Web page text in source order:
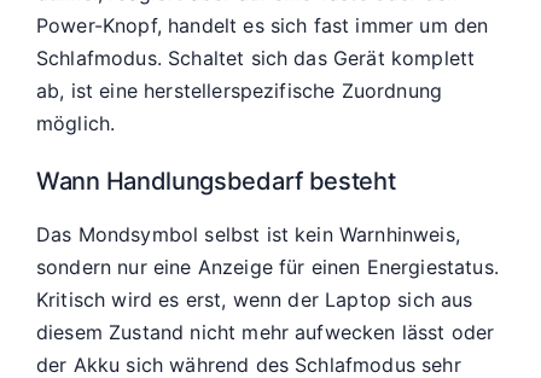
Power-Knopf, handelt es sich fast immer um den
Schlafmodus. Schaltet sich das Gerät komplett
ab, ist eine herstellerspezifische Zuordnung
möglich.
Wann Handlungsbedarf besteht
Das Mondsymbol selbst ist kein Warnhinweis,
sondern nur eine Anzeige für einen Energiestatus.
Kritisch wird es erst, wenn der Laptop sich aus
diesem Zustand nicht mehr aufwecken lässt oder
der Akku sich während des Schlafmodus sehr